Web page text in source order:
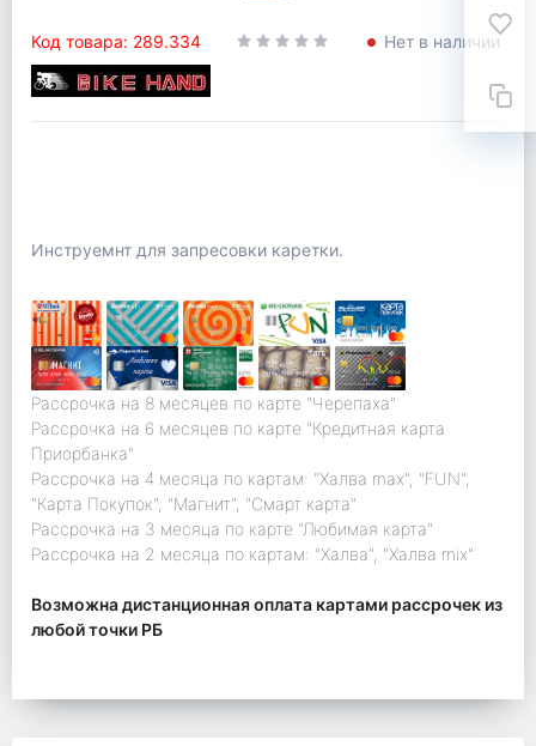
Код товара: 289.334 Нет в наличии
Инструемнт для запресовки каретки.
Рассрочка на 8 месяцев по карте "Черепаха"
Рассрочка на 6 месяцев по карте "Кредитная карта
Приорбанка"
Рассрочка на 4 месяца по картам: "Халва max", "FUN",
"Карта Покупок", "Магнит", "Смарт карта"
Рассрочка на 3 месяца по карте "Любимая карта"
Рассрочка на 2 месяца по картам: "Халва", "Халва mix"
Возможна дистанционная оплата картами рассрочек из
любой точки РБ